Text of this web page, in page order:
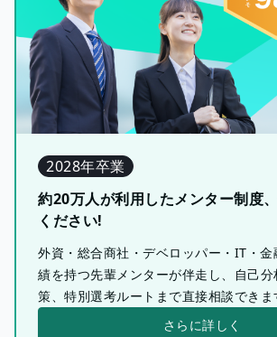
2028年卒業
約20万人が利用したメンター制度
ください!
外資・総合商社・デベロッパー・IT・
績を持つ先輩メンターが伴走し、自己
策、特別選考ルートまで直接相談できま
さらに詳しく